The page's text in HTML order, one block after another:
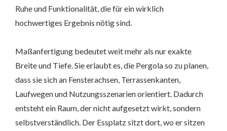
Ruhe und Funktionalität, die für ein wirklich
hochwertiges Ergebnis nötig sind.
Maßanfertigung bedeutet weit mehr als nur exakte
Breite und Tiefe. Sie erlaubt es, die Pergola so zu planen,
dass sie sich an Fensterachsen, Terrassenkanten,
Laufwegen und Nutzungsszenarien orientiert. Dadurch
entsteht ein Raum, der nicht aufgesetzt wirkt, sondern
selbstverständlich. Der Essplatz sitzt dort, wo er sitzen